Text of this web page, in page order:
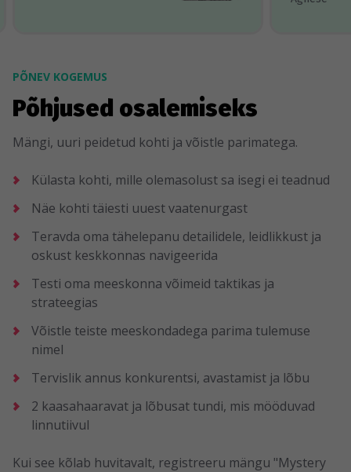
PÕNEV KOGEMUS
Põhjused osalemiseks
Mängi, uuri peidetud kohti ja võistle parimatega.
Külasta kohti, mille olemasolust sa isegi ei teadnud
Näe kohti täiesti uuest vaatenurgast
Teravda oma tähelepanu detailidele, leidlikkust ja
oskust keskkonnas navigeerida
Testi oma meeskonna võimeid taktikas ja
strateegias
Võistle teiste meeskondadega parima tulemuse
nimel
Tervislik annus konkurentsi, avastamist ja lõbu
2 kaasahaaravat ja lõbusat tundi, mis mööduvad
linnutiivul
Kui see kõlab huvitavalt, registreeru mängu "Mystery